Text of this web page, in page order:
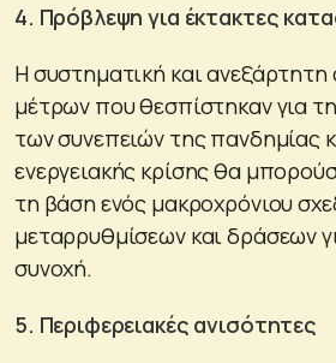
4. Πρόβλεψη για έκτακτες
Η συστηματική και ανεξάρτητη
μέτρων που θεσπίστηκαν για
των συνεπειών της πανδημίας
ενεργειακής κρίσης θα
τη βάση ενός μακροχρόνιου
μεταρρυθμίσεων και δράσεων
συνοχή.
5. Περιφερειακές ανισότητες